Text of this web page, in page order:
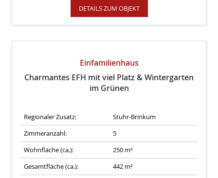
DETAILS ZUM OBJEKT
Einfamilienhaus
Charmantes EFH mit viel Platz & Wintergarten
im Grünen
Regionaler Zusatz:
Stuhr-Brinkum
Zimmeranzahl:
5
Wohnfläche (ca.):
250 m²
Gesamtfläche (ca.):
442 m²